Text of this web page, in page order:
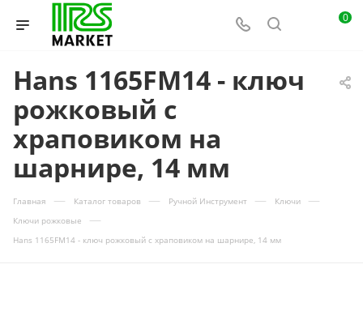
0
Hans 1165FM14 - ключ
рожковый с
храповиком на
шарнире, 14 мм
Главная — Каталог товаров — Ручной Инструмент — Ключи —
Ключи рожковые —
Hans 1165FM14 - ключ рожковый с храповиком на шарнире, 14 мм